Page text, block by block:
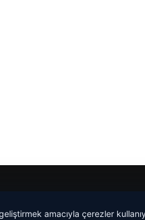
amacıyla çerezler